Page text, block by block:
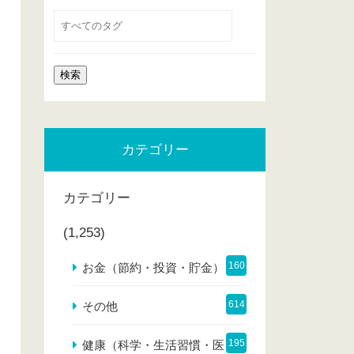
カテゴリー
カテゴリー
(1,253)
お金（節約・投資・貯金） 160
その他 614
健康（科学・生活習慣・医 195